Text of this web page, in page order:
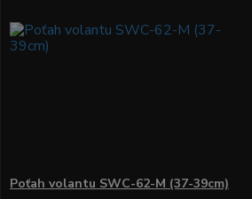
Poťah volantu SWC-62-M (37-39cm)